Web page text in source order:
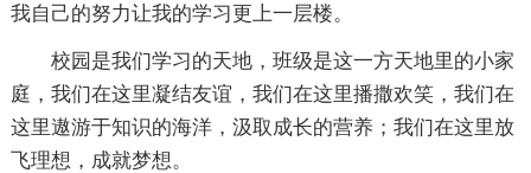
我自己的努力让我的学习更上一层楼。
校园是我们学习的天地，班级是这一方天地里的小家
庭，我们在这里凝结友谊，我们在这里播撒欢笑，我们在
这里遨游于知识的海洋，汲取成长的营养；我们在这里放
飞理想，成就梦想。